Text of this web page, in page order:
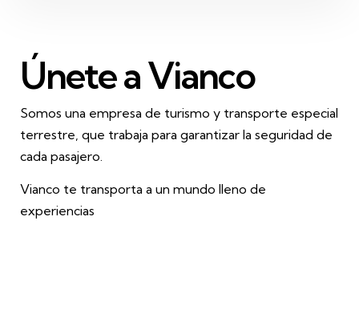
Únete a Vianco
Somos una empresa de turismo y transporte especial
terrestre, que trabaja para garantizar la seguridad de
cada pasajero.
Vianco te transporta a un mundo lleno de
experiencias